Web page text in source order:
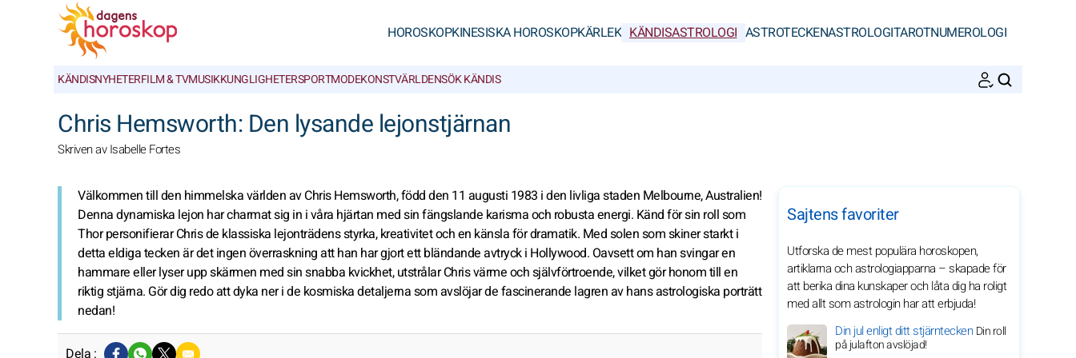
HOROSKOPKINESISKA HOROSKOPKÄRLEK KÄNDISASTROLOGI ASTROTECKENASTROLOGITAROTNUMEROLOGI
KÄNDISNYHETERFILM & TVMUSIKKUNGLIGHETERSPORTMODEKONSTVÄRLDENSÖK KÄNDIS
Chris Hemsworth: Den lysande lejonstjärnan
Skriven av Isabelle Fortes
Välkommen till den himmelska världen av Chris Hemsworth, född den 11 augusti 1983 i den livliga staden Melbourne, Australien!
Denna dynamiska lejon har charmat sig in i våra hjärtan med sin fängslande karisma och robusta energi. Känd för sin roll som
Thor personifierar Chris de klassiska lejonträdens styrka, kreativitet och en känsla för dramatik. Med solen som skiner starkt i
detta eldiga tecken är det ingen överraskning att han har gjort ett bländande avtryck i Hollywood. Oavsett om han svingar en
hammare eller lyser upp skärmen med sin snabba kvickhet, utstrålar Chris värme och självförtroende, vilket gör honom till en
riktig stjärna. Gör dig redo att dyka ner i de kosmiska detaljerna som avslöjar de fascinerande lagren av hans astrologiska porträtt
nedan!
Dela :
Sajtens favoriter
Utforska de mest populära horoskopen,
artiklarna och astrologiapparna – skapade för
att berika dina kunskaper och låta dig ha roligt
med allt som astrologin har att erbjuda!
Din jul enligt ditt stjärnteckenDin roll
på julafton avslöjad!